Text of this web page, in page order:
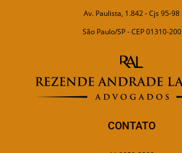
Av. Paulista, 1.842 - Cjs 95-98
São Paulo/SP - CEP 01310-200
CONTATO